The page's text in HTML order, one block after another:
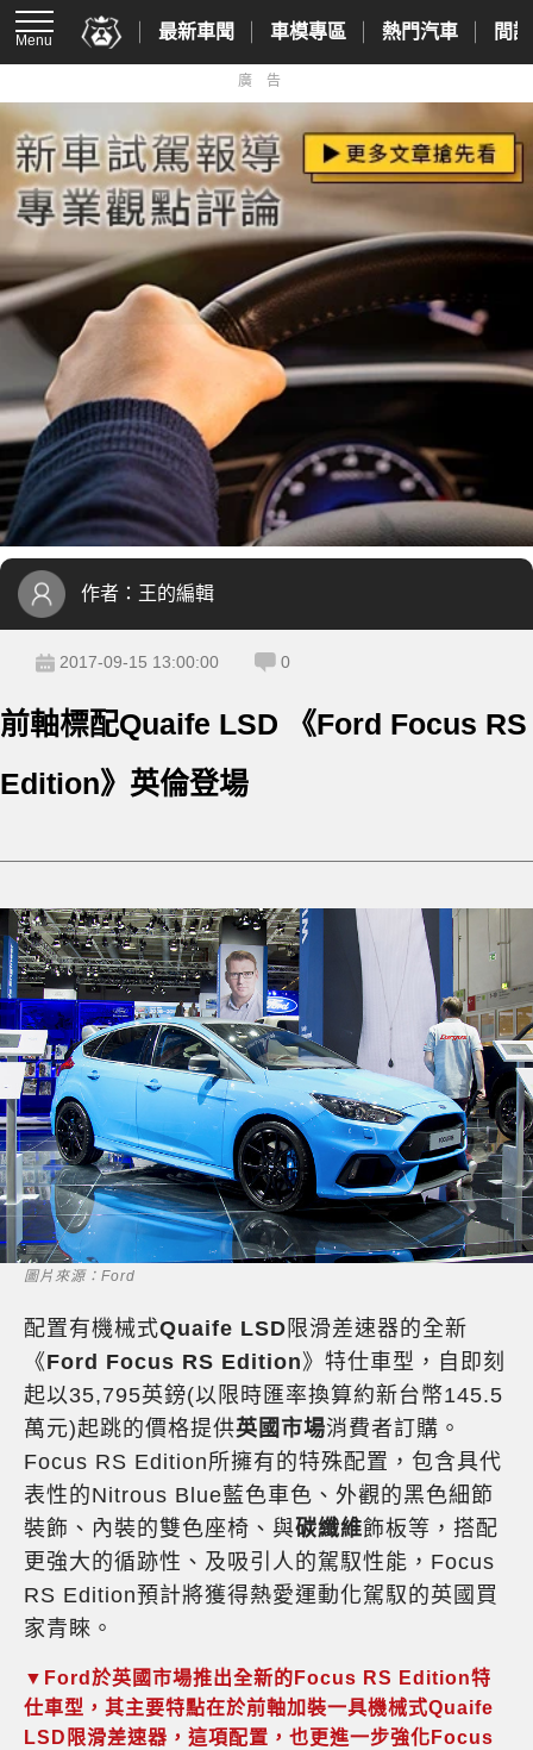
Menu 最新車聞 車模專區 熱門汽車 間
廣告
作者： 王的編輯
2017-09-15 13:00:00 0
前軸標配Quaife LSD 《Ford Focus RS
Edition》英倫登場
圖片來源：Ford
配置有機械式Quaife LSD 限滑差速器的全新
《Ford Focus RS Edition》特仕車型，自即刻
起以35,795英鎊(以限時匯率換算約新台幣145.5
萬元)起跳的價格提供英國市場消費者訂購。
Focus RS Edition所擁有的特殊配置，包含具代
表性的Nitrous Blue藍色車色、外觀的黑色細節
裝飾、內裝的雙色座椅、與碳纖維飾板等，搭配
更強大的循跡性、及吸引人的駕馭性能，Focus
RS Edition預計將獲得熱愛運動化駕馭的英國買
家青睞。
▼Ford於英國市場推出全新的Focus RS Edition特
仕車型，其主要特點在於前軸加裝一具機械式Quaife
LSD限滑差速器，這項配置，也更進一步強化Focus